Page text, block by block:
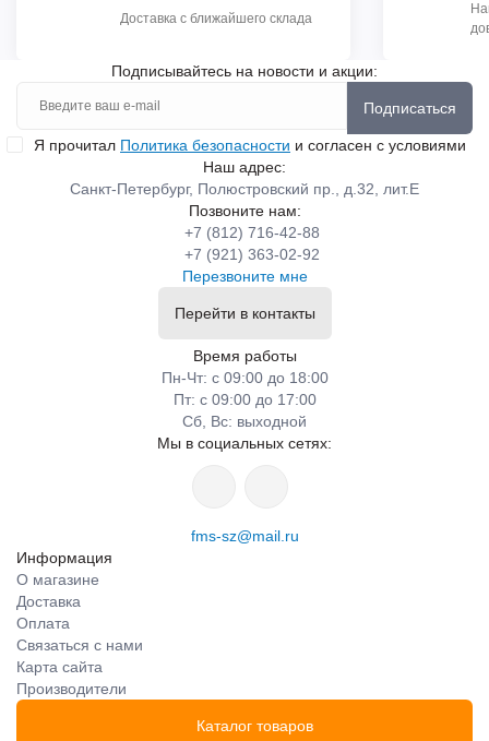
Доставка с ближайшего склада
Подписывайтесь на новости и акции:
Подписаться
Я прочитал Политика безопасности и согласен с условиями
Наш адрес:
Санкт-Петербург, Полюстровский пр., д.32, лит.Е
Позвоните нам:
+7 (812) 716-42-88
+7 (921) 363-02-92
Перезвоните мне
Перейти в контакты
Время работы
Пн-Чт: с 09:00 до 18:00
Пт: с 09:00 до 17:00
Сб, Вс: выходной
Мы в социальных сетях:
fms-sz@mail.ru
Информация
О магазине
Доставка
Оплата
Связаться с нами
Карта сайта
Производители
Каталог товаров